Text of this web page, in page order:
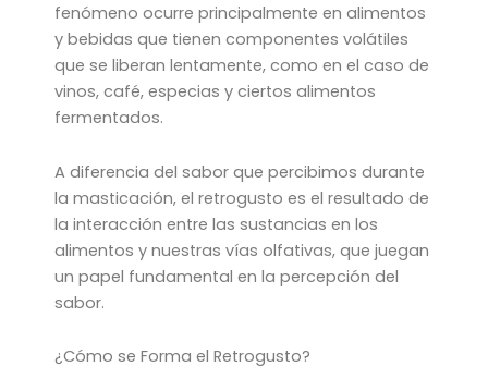
fenómeno ocurre principalmente en alimentos
y bebidas que tienen componentes volátiles
que se liberan lentamente, como en el caso de
vinos, café, especias y ciertos alimentos
fermentados.
A diferencia del sabor que percibimos durante
la masticación, el retrogusto es el resultado de
la interacción entre las sustancias en los
alimentos y nuestras vías olfativas, que juegan
un papel fundamental en la percepción del
sabor.
¿Cómo se Forma el Retrogusto?